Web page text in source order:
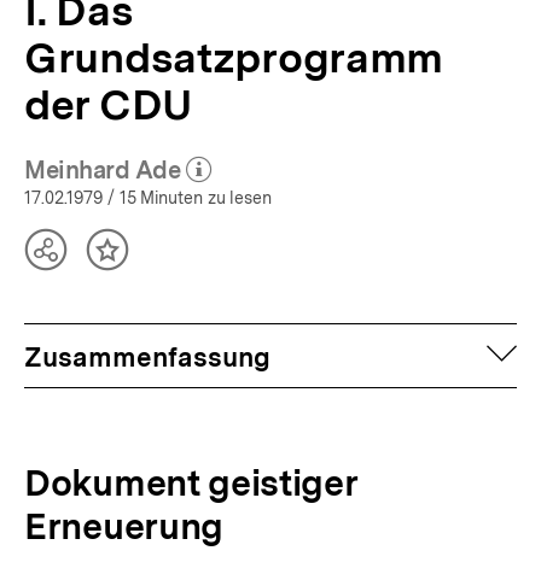
I. Das
Grundsatzprogramm
der CDU
Meinhard Ade
(Mehr zum Autor)
öffnen
17.02.1979 / 15 Minuten zu lesen
TeilenInhalt
Zusammenfassung
Dokument geistiger
Erneuerung